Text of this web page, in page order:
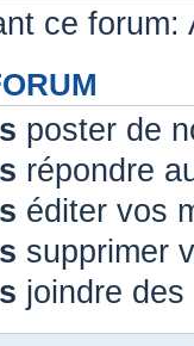
ce
poster de
répondre
éditer vos
supprimer
joindre